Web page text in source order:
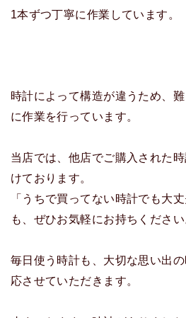
1本ずつ丁寧に作業しています。
時計によって構造が違うため、
に作業を行っています。
当店では、他店でご購入された
けております。
「うちで買ってない時計でも大
も、ぜひお気軽にお持ちください
毎日使う時計も、大切な思い出
応させていただきます。